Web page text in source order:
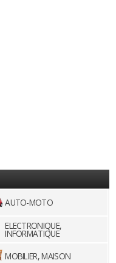
AUTO-MOTO
ELECTRONIQUE,
INFORMATIQUE
MOBILIER, MAISON